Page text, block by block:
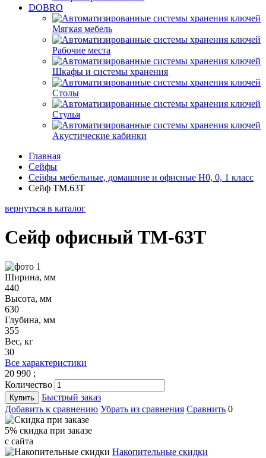
DOBRO
Мягкая мебель
Рабочие места
Шкафы и системы хранения
Столы
Стулья
Акустические кабинки
Главная
Сейфы
Сейфы мебельные, домашние и офисные Н0, 0, 1 класс
Сейф TM.63Т
вернуться в каталог
Сейф офисный TM-63Т
Ширина, мм
440
Высота, мм
630
Глубина, мм
355
Вес, кг
30
Все характеристики
20 990 ;
Количество
Купить
Быстрый заказ
Добавить к сравнению Убрать из сравнения Сравнить 0
5% cкидка при заказе
с сайта
Накопительные скидки